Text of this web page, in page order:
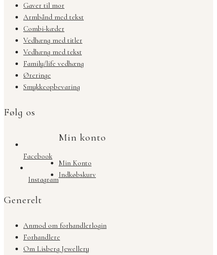
Gaver til mor
Armbånd med tekst
Combi-kæder
Vedhæng med titler
Vedhæng med tekst
Family/life vedhæng
Øreringe
Smykkeopbevaring
Følg os
Facebook
Instagram
Min konto
Min Konto
Indkøbskurv
Generelt
Anmod om forhandlerlogin
Forhandlere
Om Lisberg Jewellery